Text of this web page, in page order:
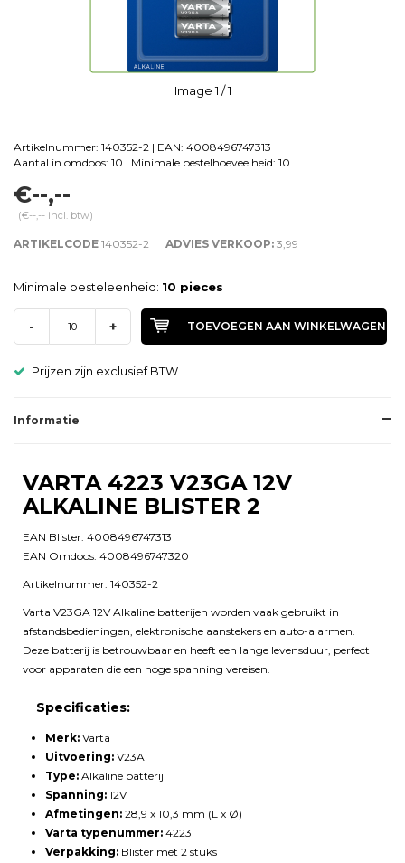
Image1 / 1
Artikelnummer: 140352-2 | EAN: 4008496747313
Aantal in omdoos: 10 | Minimale bestelhoeveelheid: 10
€--,--
(€--,-- incl. btw)
ARTIKELCODE 140352-2 ADVIES VERKOOP: 3,99
Minimale besteleenheid: 10 pieces
- + TOEVOEGEN AAN WINKELWAGEN
Prijzen zijn exclusief BTW
Informatie
VARTA 4223 V23GA 12V
ALKALINE BLISTER 2
EAN Blister: 4008496747313
EAN Omdoos: 4008496747320
Artikelnummer: 140352-2
Varta V23GA 12V Alkaline batterijen worden vaak gebruikt in
afstandsbedieningen, elektronische aanstekers en auto-alarmen.
Deze batterij is betrouwbaar en heeft een lange levensduur, perfect
voor apparaten die een hoge spanning vereisen.
Specificaties:
Merk: Varta
Uitvoering: V23A
Type: Alkaline batterij
Spanning: 12V
Afmetingen: 28,9 x 10,3 mm (L x Ø)
Varta typenummer: 4223
Verpakking: Blister met 2 stuks